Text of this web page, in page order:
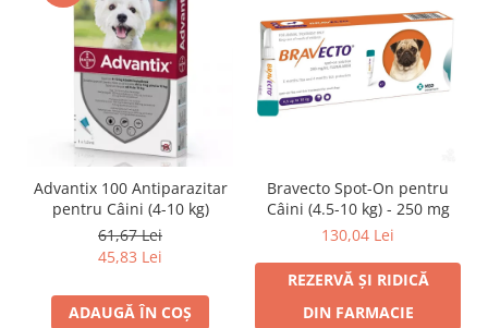
Advantix 100 Antiparazitar
pentru Câini (4-10 kg)
61,67 Lei
45,83 Lei
ADAUGĂ ÎN COȘ
Bravecto Spot-On pentru
Câini (4.5-10 kg) - 250 mg
130,04 Lei
REZERVĂ ȘI RIDICĂ
DIN FARMACIE